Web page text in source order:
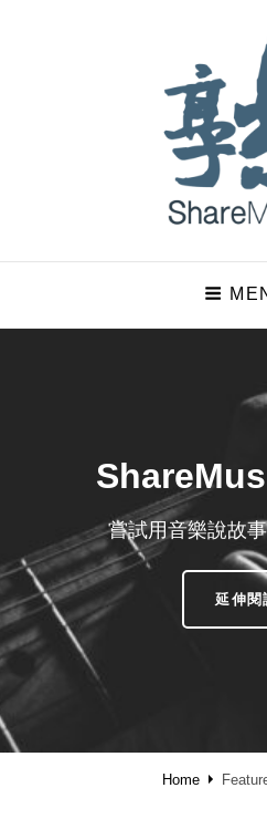
ShareMusic ·
嘗試用音樂說故事的七字
嘗試用音樂說故
延伸閱
Home